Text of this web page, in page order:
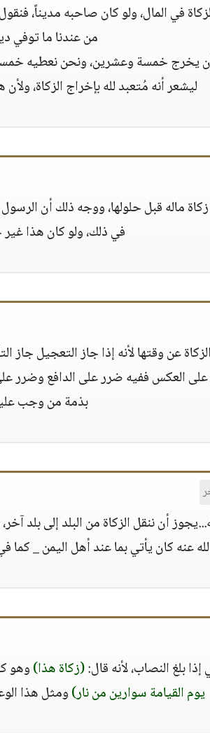
في المال، ولو كان صاحبه مديناً،
من عندنا ما توفي
يخرج خمسة وعشرين، ونحن نعطيه
ليشعر أنه مُتعبد لله بإخراج الزكاة،
ماله قبل حلولها، ووجه ذلك أن
في ذلك، ولو كان هذا غير
عن وقتها لأنه إذا جاز التعجيل جاز
على العكس ففيه ضرر على الدافع وضرر
بذمة من وجب
أن ننقل الزكاة من البلد إلى بلد
عنه كان يأتي بما عند أهل اليمن _ كما
بلغ النصاب، لأنه قال:(زكاة هذا)وهو
يوم القيامة سوارين من نار)ومثل هذا